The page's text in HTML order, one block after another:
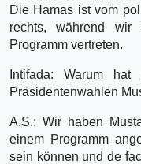
Die Hamas ist vom
rechts, während wir
Programm vertreten.
Intifada: Warum
Präsidentenwahlen
A.S.: Wir haben
einem Programm
sein können und de